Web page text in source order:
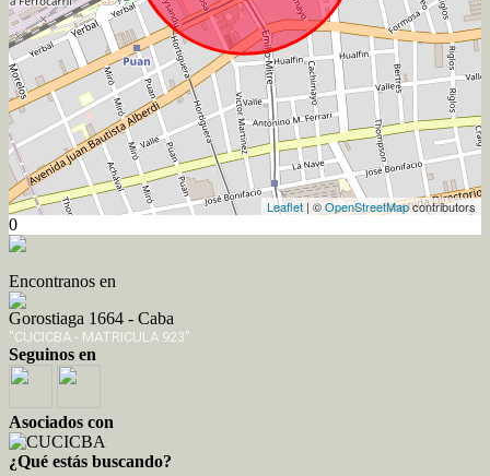
Leaflet | ©OpenStreetMapcontributors
0
Encontranos en
Gorostiaga 1664 - Caba
"CUCICBA - MATRICULA 923"
Seguinos en
Asociados con
¿Qué estás buscando?